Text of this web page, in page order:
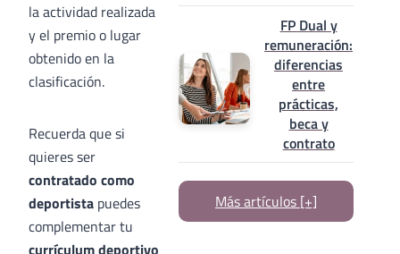
la actividad realizada
y el premio o lugar
obtenido en la
clasificación.
Recuerda que si
quieres ser
contratado como
deportista puedes
complementar tu
currículum deportivo
FP Dual y
remuneración:
diferencias
entre
prácticas,
beca y
contrato
Más artículos [+]